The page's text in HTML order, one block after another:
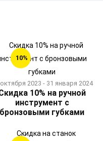
10%
2023 - 31 января 2024
10% на ручной
инструмент с
бронзовыми губками